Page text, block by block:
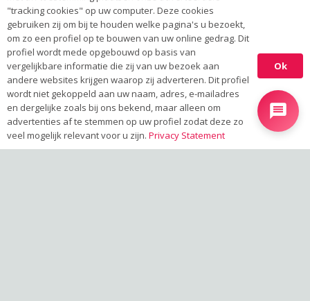
Herbst beugel
Invisalign
Beugel volwassenen
Beugel jongeren
OPENINGSTIJDEN
MA:8:00 – 17:00 uur
"tracking cookies" op uw computer. Deze cookies
gebruiken zij om bij te houden welke pagina's u bezoekt,
om zo een profiel op te bouwen van uw online gedrag. Dit
profiel wordt mede opgebouwd op basis van
vergelijkbare informatie die zij van uw bezoek aan
andere websites krijgen waarop zij adverteren. Dit profiel
wordt niet gekoppeld aan uw naam, adres, e-mailadres
en dergelijke zoals bij ons bekend, maar alleen om
advertenties af te stemmen op uw profiel zodat deze zo
veel mogelijk relevant voor u zijn. Privacy Statement
Ok